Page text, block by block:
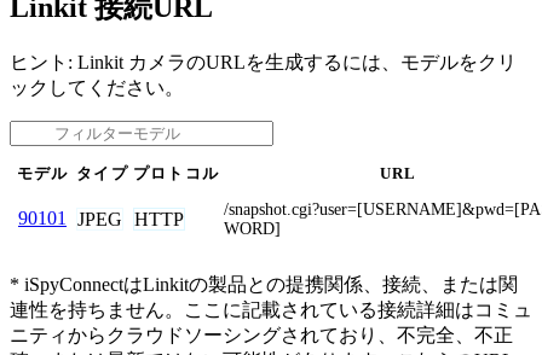
Linkit 接続URL
ヒント: Linkit カメラのURLを生成するには、モデルをクリ
ックしてください。
モデル タイプ プロトコル URL
90101 JPEG HTTP
/
WORD]
* iSpyConnectはLinkitの製品との提携関係、接続、または関
連性を持ちません。ここに記載されている接続詳細はコミュ
ニティからクラウドソーシングされており、不完全、不正